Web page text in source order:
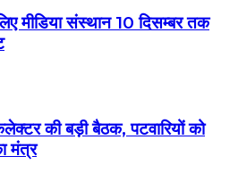
मीडिया संस्थान 10 दिसम्बर तक
की बड़ी बैठक, पटवारियों को
मंत्र